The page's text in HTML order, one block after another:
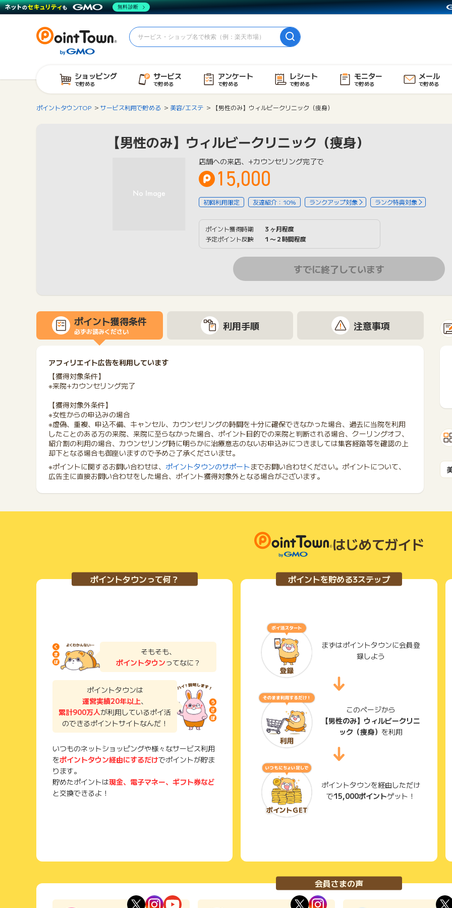
ショッピング
で貯める
サービス
で貯める
アンケート
で貯める
レシート
で貯める
モニター
で貯める
メール
で貯める
ポイントタウンTOP サービス利用で貯める 美容/エステ 【男性のみ】ウィルビークリニック（痩身）
【男性のみ】ウィルビークリニック（痩身）
店舗への来店、+カウンセリング完了で
15,000
初回利用限定 友達紹介：10% ランクアップ対象 ランク特典対象
ポイント獲得時期
３ヶ月程度
予定ポイント反映
１〜２時間程度
すでに終了しています
ポイント獲得条件
必ずお読みください 利用手順 注意事項
アフィリエイト広告を利用しています
【獲得対象条件】
※来院+カウンセリング完了
【獲得対象外条件】
※女性からの申込みの場合
※虚偽、重複、申込不備、キャンセル、カウンセリングの時間を十分に確保できなかった場合、過去に当院を利用
したことのある方の来院、来院に至らなかった場合、ポイント目的での来院と判断される場合、クーリングオフ、
紹介割の利用の場合、カウンセリング時に明らかに治療意志のないお申込みにつきましては集客経路等を確認の上
却下となる場合も御座いますので予めご了承くださいませ。
※ポイントに関するお問い合わせは、 ポイントタウンのサポートまでお問い合わせください。ポイントについて、
広告主に直接お問い合わせをした場合、ポイント獲得対象外となる場合がございます。
はじめてガイド
ポイントタウンって何？
そもそも、
ポイントタウンってなに？
ポイントタウンは
運営実績20年以上、
累計900万人が利用しているポイ活
のできるポイントサイトなんだ！
いつものネットショッピングや様々なサービス利用
をポイントタウン経由にするだけでポイントが貯ま
ります。
貯めたポイントは現金、電子マネー、ギフト券など
と交換できるよ！
ポイントを貯める3ステップ
まずはポイントタウンに会員登
録しよう
このページから
【男性のみ】ウィルビークリニ
ック（痩身） を利用
ポイントタウンを経由しただけ
で15,000ポイントゲット！
会員さまの声
無料診断